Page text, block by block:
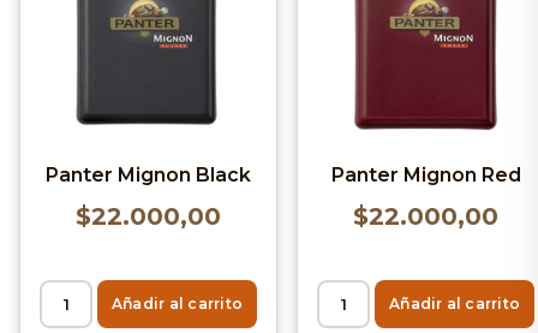
Panter Mignon Black
$22.000,00
Añadir al carrito
Panter Mignon Red
$22.000,00
Añadir al carrito